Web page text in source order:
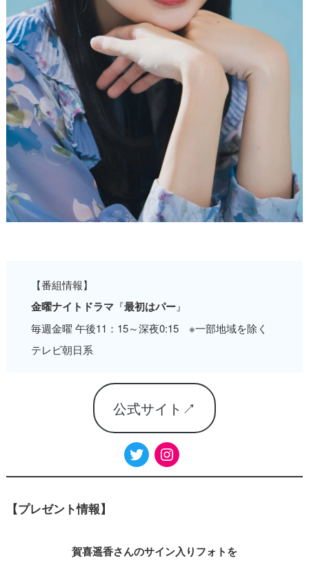
【番組情報】
金曜ナイトドラマ『最初はパー』
毎週金曜 午後11：15～深夜0:15 ※一部地域を除く
テレビ朝日系
公式サイト↗︎
【プレゼント情報】
賀喜遥香さんのサイン入りフォトを